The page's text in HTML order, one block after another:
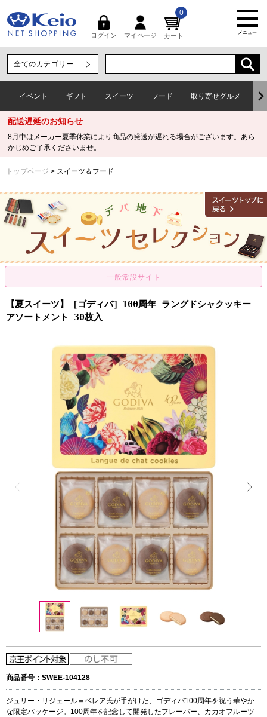
ログイン マイページ カート
0
メニュー
イベント ギフト スイーツ フード 取り寄せグルメ
配送遅延のお知らせ
8月中はメーカー夏季休業により商品の発送が遅れる場合がございます。あら
かじめご了承くださいませ。
トップページ スイーツ＆フード
【夏スイーツ】［ゴディバ］100周年 ラングドシャクッキー
アソートメント 30枚入
商品番号：SWEE-104128
ジュリー・リジェール＝ベレア氏が手がけた、ゴディバ100周年を祝う華やか
な限定パッケージ。100周年を記念して開発したフレーバー、カカオフルーツ